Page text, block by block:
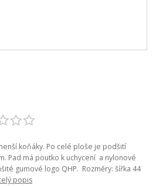
koňáky. Po celé ploše je podšití
Pad má poutko k uchycení a nylonové
gumové logo QHP. Rozměry: šířka 44
popis